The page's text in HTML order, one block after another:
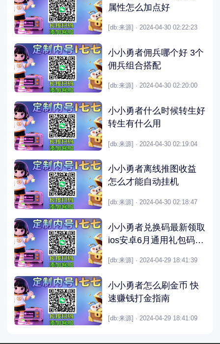
属性怎么加点好
[db:来源] · 2024-04-30 02:22:23
小小勇者佣兵哪个好 3个
佣兵组合搭配
[db:来源] · 2024-04-30 02:20:00
小小勇者什么时候转生好
转生有什么用
[db:来源] · 2024-04-30 02:19:04
小小勇者离线推图收益
怎么才能自动挂机
[db:来源] · 2024-04-30 02:18:47
小小勇者兑换码最新领取
ios安卓6月通用礼包码
[db:来源] · 2024-04-29 18:41:39
小小勇者怎么刷金币 快
速赚钱打金指南
[db:来源] · 2024-04-29 18:41:09